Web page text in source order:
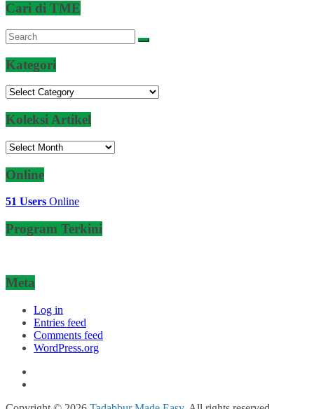
Cari di TME
Kategori
Kategori
Koleksi Artikel
Koleksi
Online
51 Users Online
Program Terkini
Meta
Log in
Entries feed
Comments feed
WordPress.org